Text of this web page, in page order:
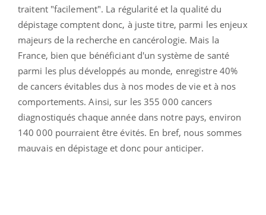
traitent "facilement". La régularité et la qualité du
dépistage comptent donc, à juste titre, parmi les enjeux
majeurs de la recherche en cancérologie. Mais la
France, bien que bénéficiant d'un système de santé
parmi les plus développés au monde, enregistre 40%
de cancers évitables dus à nos modes de vie et à nos
comportements. Ainsi, sur les 355 000 cancers
diagnostiqués chaque année dans notre pays, environ
140 000 pourraient être évités. En bref, nous sommes
mauvais en dépistage et donc pour anticiper.